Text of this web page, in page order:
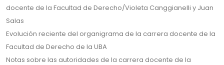
docente de la Facultad de Derecho/Violeta Canggianelli y Juan
Salas
Evolución reciente del organigrama de la carrera docente de la
Facultad de Derecho de la UBA
Notas sobre las autoridades de la carrera docente de la